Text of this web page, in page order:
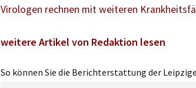
Virologen rechnen mit weiteren
weitere Artikel von Redaktion lesen
So können Sie die Berichterstattung der